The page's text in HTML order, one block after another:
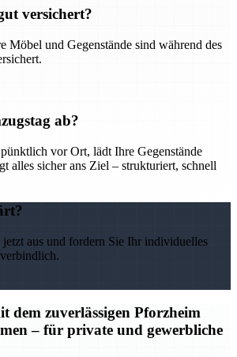
versichert?
Möbel und Gegenstände sind während des
ab?
vor Ort, lädt Ihre Gegenstände
alles sicher ans Ziel – strukturiert, schnell
jetzt aus und fordern Sie Ihr individuelles
dem zuverlässigen Pforzheim
– für private und gewerbliche